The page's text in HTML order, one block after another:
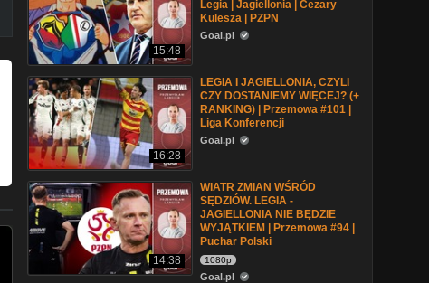
15:48
Legia | Jagiellonia | Cezary
Kulesza | PZPN
Goal.pl
16:28
LEGIA I JAGIELLONIA, CZYLI
CZY DOSTANIEMY WIĘCEJ? (+
RANKING) | Przemowa #101 |
Liga Konferencji
Goal.pl
14:38
WIATR ZMIAN WŚRÓD
SĘDZIÓW. LEGIA -
JAGIELLONIA NIE BĘDZIE
WYJĄTKIEM | Przemowa #94 |
Puchar Polski
1080p
Goal.pl